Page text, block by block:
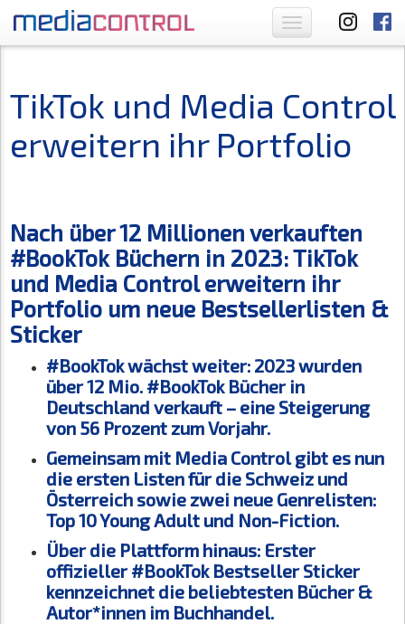
Toggle
navigation
TikTok und Media Control
erweitern ihr Portfolio
Nach über 12 Millionen verkauften
#BookTok Büchern in 2023: TikTok
und Media Control erweitern ihr
Portfolio um neue Bestsellerlisten &
Sticker
#BookTok wächst weiter: 2023 wurden
über 12 Mio. #BookTok Bücher in
Deutschland verkauft – eine Steigerung
von 56 Prozent zum Vorjahr.
Gemeinsam mit Media Control gibt es nun
die ersten Listen für die Schweiz und
Österreich sowie zwei neue Genrelisten:
Top 10 Young Adult und Non-Fiction.
Über die Plattform hinaus: Erster
offizieller #BookTok Bestseller Sticker
kennzeichnet die beliebtesten Bücher &
Autor*innen im Buchhandel.